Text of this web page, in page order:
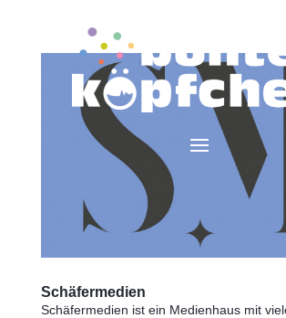
Schäfermedien
Schäfermedien ist ein Medienhaus mit